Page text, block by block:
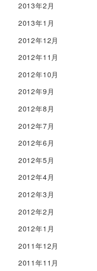
2013年2月
2013年1月
2012年12月
2012年11月
2012年10月
2012年9月
2012年8月
2012年7月
2012年6月
2012年5月
2012年4月
2012年3月
2012年2月
2012年1月
2011年12月
2011年11月